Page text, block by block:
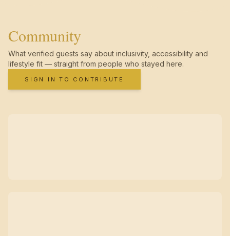
Community
What verified guests say about inclusivity, accessibility and
lifestyle fit — straight from people who stayed here.
SIGN IN TO CONTRIBUTE